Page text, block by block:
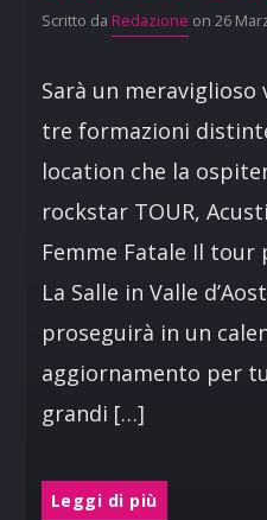
Scritto da Redazione on 26
Sarà un meraviglioso
tre formazioni
location che la
rockstar TOUR,
Femme Fatale Il
La Salle in Valle
proseguirà in un
aggiornamento per
grandi […]
Leggi di più